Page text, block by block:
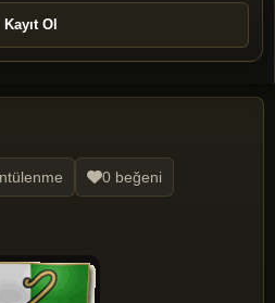
Kayıt Ol
0 beğeni